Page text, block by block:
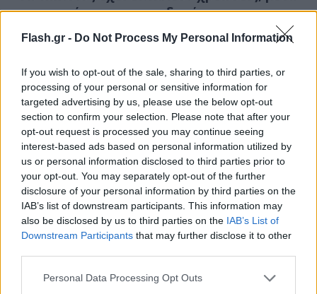
Flash.gr - Do Not Process My Personal Information
If you wish to opt-out of the sale, sharing to third parties, or
processing of your personal or sensitive information for
targeted advertising by us, please use the below opt-out
section to confirm your selection. Please note that after your
opt-out request is processed you may continue seeing
interest-based ads based on personal information utilized by
us or personal information disclosed to third parties prior to
your opt-out. You may separately opt-out of the further
disclosure of your personal information by third parties on the
IAB’s list of downstream participants. This information may
also be disclosed by us to third parties on the IAB’s List of
Downstream Participants that may further disclose it to other
Please note that this website/app uses one or more Google
Personal Data Processing Opt Outs
την αφαίρεση των επιδοτήσεων για το εν
λόγω διάστημα, συνολικού ύψους 600 ευρώ,
θα λάβει αποζημίωση 360 ευρώ.
Αν οι επιπλέον χρεώσεις ανέρχονται σε 800
ευρώ, η αποζημίωση θα διαμορφωθεί στα
480 ευρώ.
Αν οι επιπλέον χρεώσεις είναι 1.000 ευρώ, η
αποζημίωση θα είναι 600 ευρώ, ενώ αν
Οι χρεώσεις είναι από 1.000 ευρώ και πάνω
και πάλι η αποζημίωση θα είναι 600 ευρώ.